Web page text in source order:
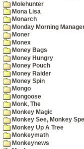
Molehunter
Mona Lisa
Monarch
Monday Morning
Moner
Monex
Money Bags
Money Hungry
Money Pouch
Money Raider
Money Spin
Mongo
Mongoose
Monk, The
Monkey Magic
Monkey See, Monkey
Monkey Up A Tree
Monkeymath
Monkeynews